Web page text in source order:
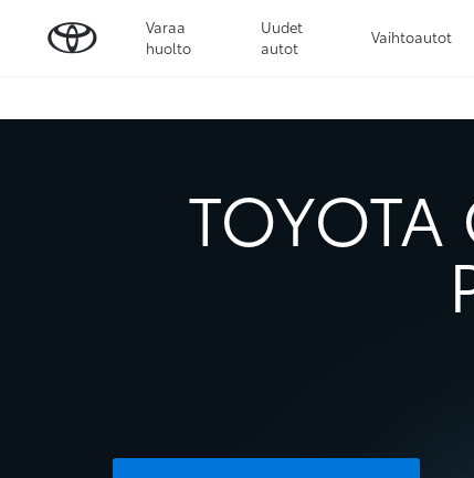
Varaa
huolto
Uudet
autot
Vaihtoautot